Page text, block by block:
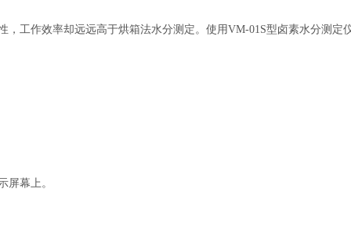
工作效率却远远高于烘箱法水分测定。使用VM-01S型卤素水分测定
屏幕上。